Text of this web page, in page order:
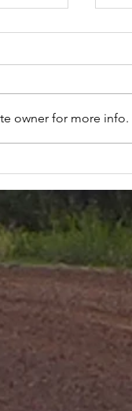
owner for more info.